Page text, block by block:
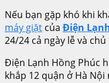
Nếu bạn gặp khó khi
máy giặt của Điện
24/24 cả ngày lễ và
Điện Lạnh Hồng Phúc
khắp 12 quận ở Hà Nội